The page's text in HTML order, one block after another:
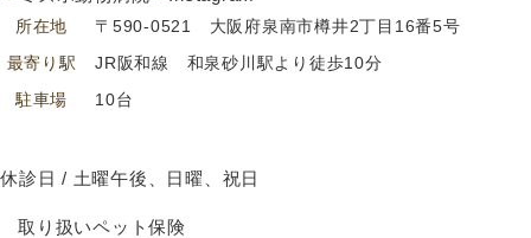
所在地
〒590-0521 大阪府泉南市樽井2丁目16番5号
最寄り駅
JR阪和線 和泉砂川駅より徒歩10分
駐車場
10台
休診日 / 土曜午後、日曜、祝日
取り扱いペット保険